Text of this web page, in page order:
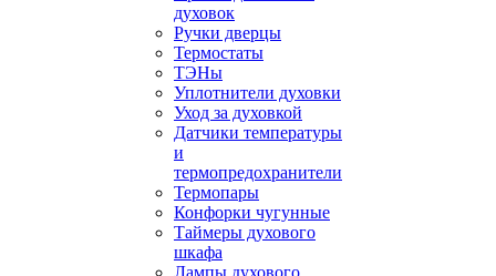
духовок
Ручки дверцы
Термостаты
ТЭНы
Уплотнители духовки
Уход за духовкой
Датчики температуры
и
термопредохранители
Термопары
Конфорки чугунные
Таймеры духового
шкафа
Лампы духового